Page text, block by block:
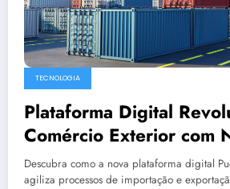
TECNOLOGIA
Plataforma Digital
Comércio Exterior com
no Pucomex e NPI
Descubra como a nova plataforma digital
agiliza processos de importação e